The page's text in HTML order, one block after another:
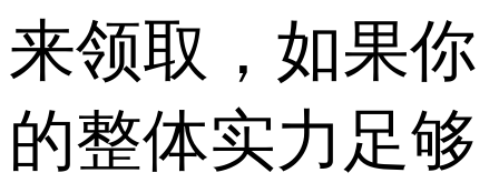
来领取，如果你
的整体实力足够